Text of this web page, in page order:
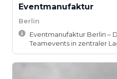
Eventmanufaktur
Berlin
Eventmanufaktur Berlin –
Teamevents in zentraler